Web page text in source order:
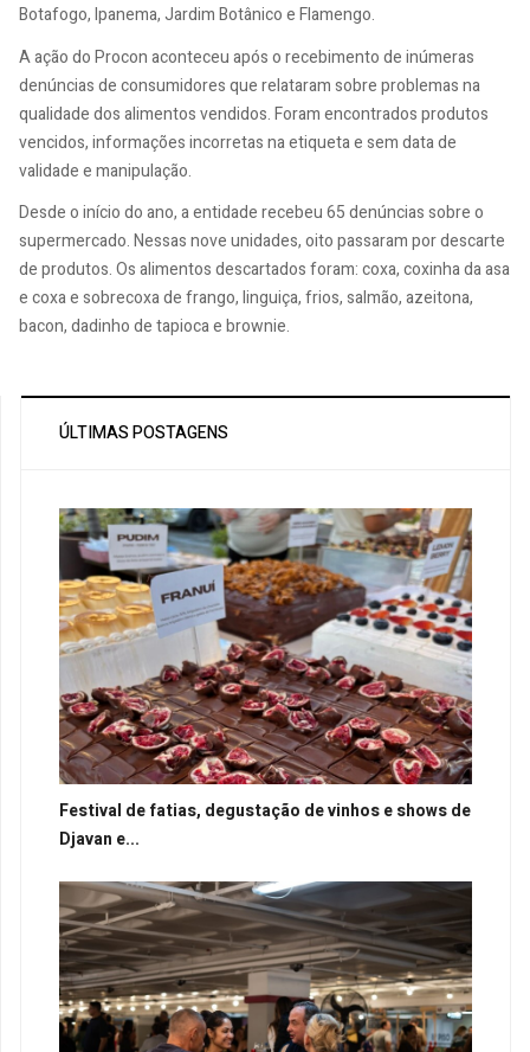
Botafogo, Ipanema, Jardim Botânico e Flamengo.
A ação do Procon aconteceu após o recebimento de inúmeras
denúncias de consumidores que relataram sobre problemas na
qualidade dos alimentos vendidos. Foram encontrados produtos
vencidos, informações incorretas na etiqueta e sem data de
validade e manipulação.
Desde o início do ano, a entidade recebeu 65 denúncias sobre o
supermercado. Nessas nove unidades, oito passaram por descarte
de produtos. Os alimentos descartados foram: coxa, coxinha da asa
e coxa e sobrecoxa de frango, linguiça, frios, salmão, azeitona,
bacon, dadinho de tapioca e brownie.
ÚLTIMAS POSTAGENS
Festival de fatias, degustação de vinhos e shows de
Djavan e...